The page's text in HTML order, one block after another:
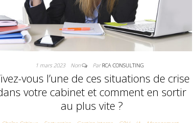
1 mars 2023 Non ParRCA CONSULTING
vous l’une de ces situations de crise
votre cabinet et comment en sortir
au plus vite ?